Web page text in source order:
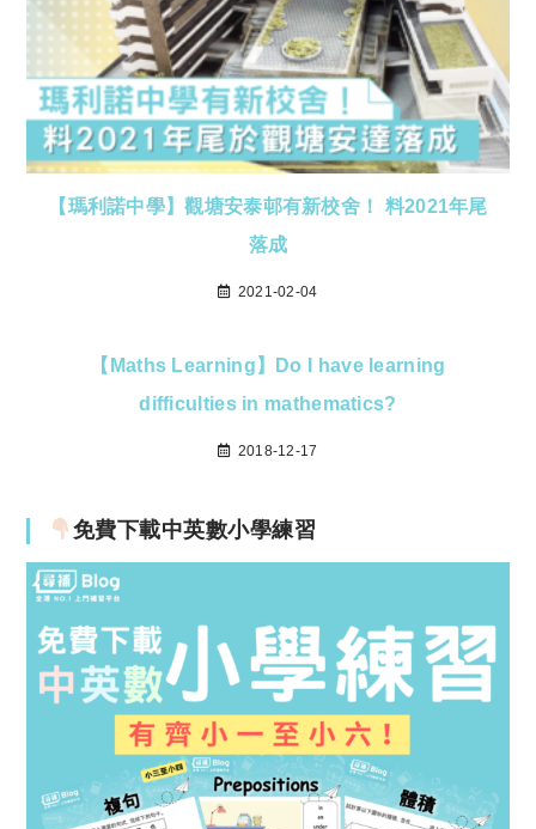
【瑪利諾中學】觀塘安泰邨有新校舍！ 料2021年尾
落成
2021-02-04
【Maths Learning】Do I have learning
difficulties in mathematics?
2018-12-17
免費下載中英數小學練習